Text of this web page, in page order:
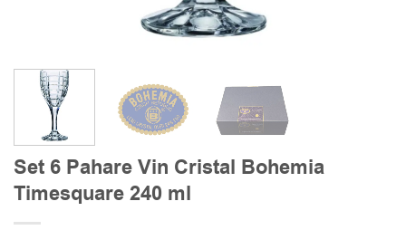
Set 6 Pahare Vin Cristal Bohemia
Timesquare 240 ml